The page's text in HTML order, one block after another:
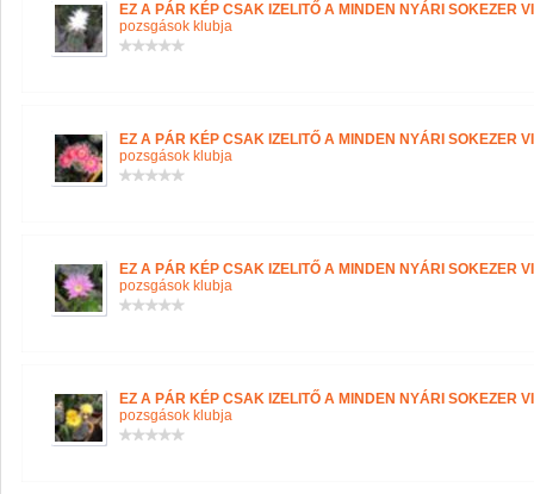
EZ A PÁR KÉP CSAK IZELITŐ A MINDEN NYÁRI SOKEZER
pozsgások klubja
EZ A PÁR KÉP CSAK IZELITŐ A MINDEN NYÁRI SOKEZER
pozsgások klubja
EZ A PÁR KÉP CSAK IZELITŐ A MINDEN NYÁRI SOKEZER
pozsgások klubja
EZ A PÁR KÉP CSAK IZELITŐ A MINDEN NYÁRI SOKEZER
pozsgások klubja